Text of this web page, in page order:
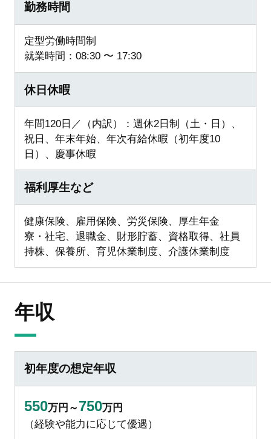
勤務時間
定型労働時間制
就業時間：08:30 〜 17:30
休日休暇
年間120日／（内訳）：週休2日制（土・日）、
祝日、年末年始、年次有給休暇（初年度10
日）、慶事休暇
福利厚生など
健康保険、雇用保険、労災保険、厚生年金
寮・社宅、退職金、財形貯蓄、資格取得、社員
持株、保養所、育児休業制度、介護休業制度
年収
初年度の想定年収
550万円～ 750万円
（経験や能力に応じて優遇）